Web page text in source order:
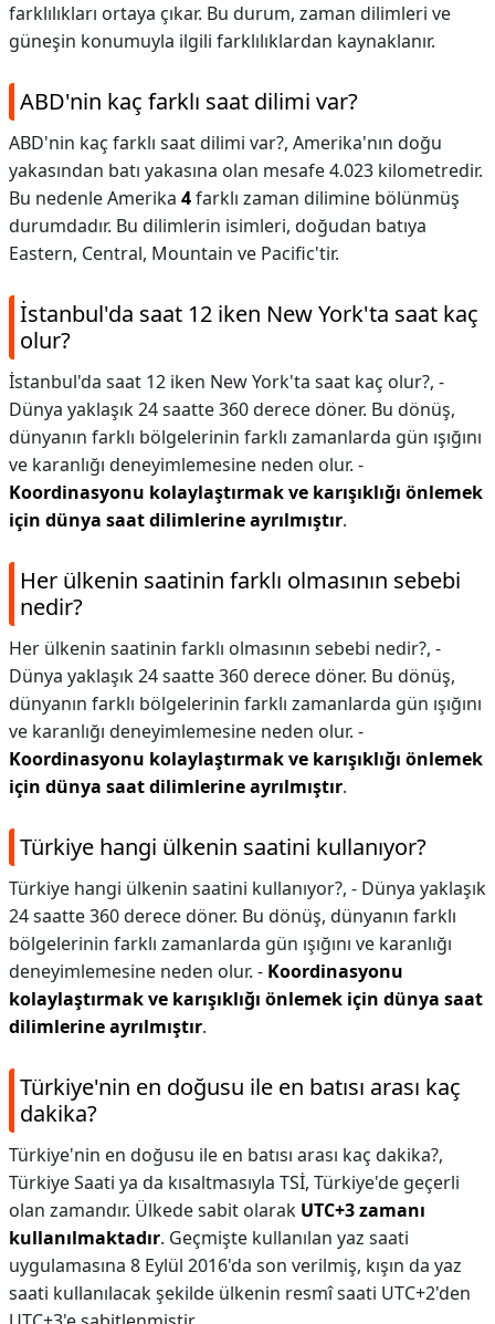
farklılıkları ortaya çıkar. Bu durum, zaman dilimleri ve
güneşin konumuyla ilgili farklılıklardan kaynaklanır.
ABD'nin kaç farklı saat dilimi var?
ABD'nin kaç farklı saat dilimi var?, Amerika'nın doğu
yakasından batı yakasına olan mesafe 4.023 kilometredir.
Bu nedenle Amerika 4farklı zaman dilimine bölünmüş
durumdadır. Bu dilimlerin isimleri, doğudan batıya
Eastern, Central, Mountain ve Pacific'tir.
İstanbul'da saat 12 iken New York'ta saat kaç
olur?
İstanbul'da saat 12 iken New York'ta saat kaç olur?, -
Dünya yaklaşık 24 saatte 360 ​​derece döner. Bu dönüş,
dünyanın farklı bölgelerinin farklı zamanlarda gün ışığını
ve karanlığı deneyimlemesine neden olur. -
Koordinasyonu kolaylaştırmak ve karışıklığı önlemek
için dünya saat dilimlerine ayrılmıştır.
Her ülkenin saatinin farklı olmasının sebebi
nedir?
Her ülkenin saatinin farklı olmasının sebebi nedir?, -
Dünya yaklaşık 24 saatte 360 ​​derece döner. Bu dönüş,
dünyanın farklı bölgelerinin farklı zamanlarda gün ışığını
ve karanlığı deneyimlemesine neden olur. -
Koordinasyonu kolaylaştırmak ve karışıklığı önlemek
için dünya saat dilimlerine ayrılmıştır.
Türkiye hangi ülkenin saatini kullanıyor?
Türkiye hangi ülkenin saatini kullanıyor?, - Dünya yaklaşık
24 saatte 360 ​​derece döner. Bu dönüş, dünyanın farklı
bölgelerinin farklı zamanlarda gün ışığını ve karanlığı
deneyimlemesine neden olur. - Koordinasyonu
kolaylaştırmak ve karışıklığı önlemek için dünya saat
dilimlerine ayrılmıştır.
Türkiye'nin en doğusu ile en batısı arası kaç
dakika?
Türkiye'nin en doğusu ile en batısı arası kaç dakika?,
Türkiye Saati ya da kısaltmasıyla TSİ, Türkiye'de geçerli
olan zamandır. Ülkede sabit olarak UTC+3 zamanı
kullanılmaktadır. Geçmişte kullanılan yaz saati
uygulamasına 8 Eylül 2016'da son verilmiş, kışın da yaz
saati kullanılacak şekilde ülkenin resmî saati UTC+2'den